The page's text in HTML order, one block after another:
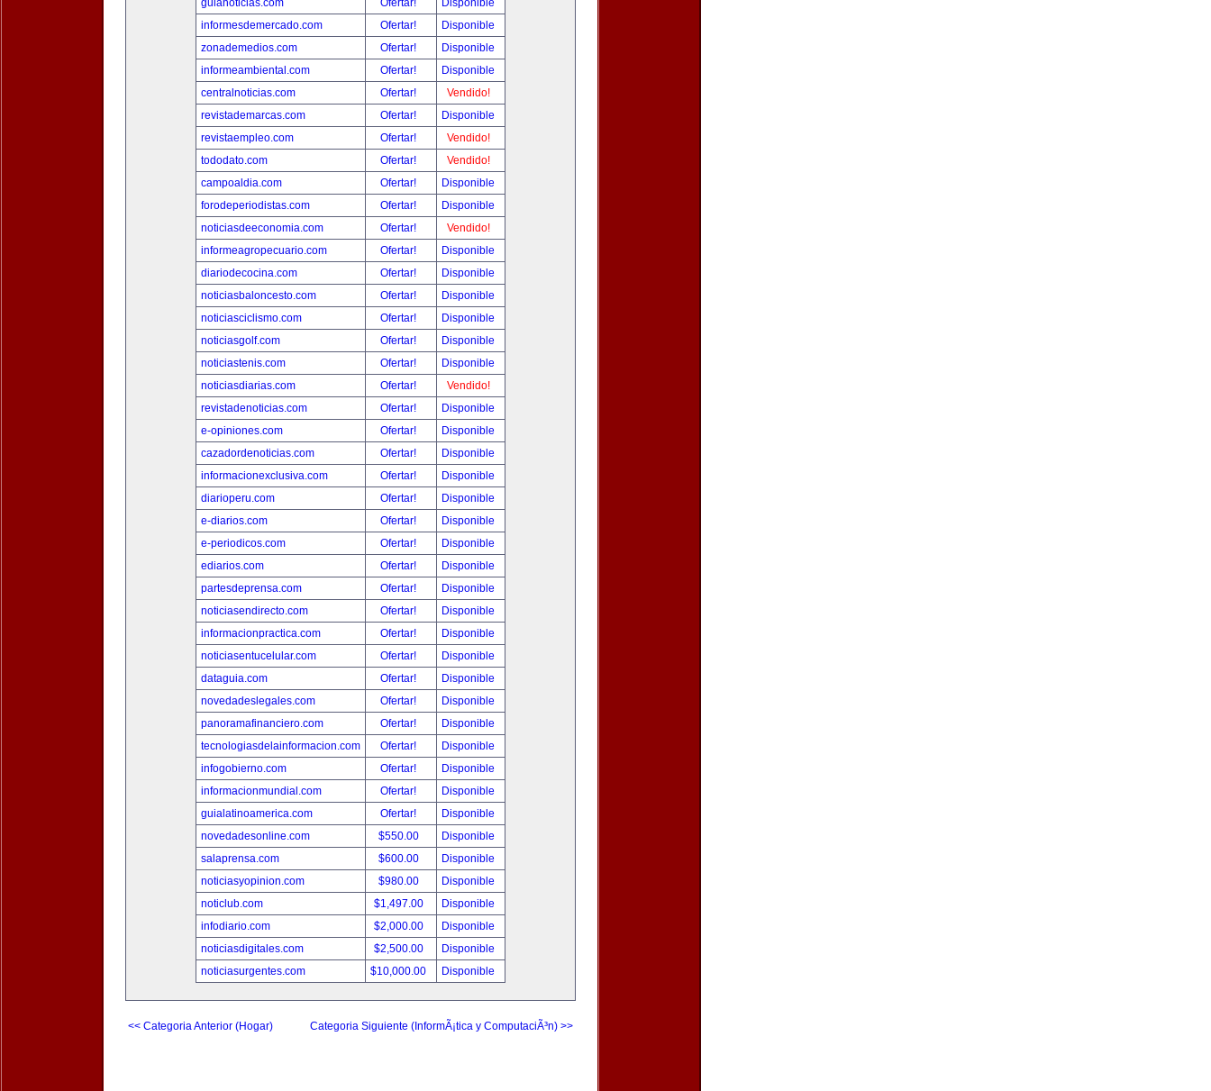
guianoticias.com
Ofertar!
Disponible
informesdemercado.com
Ofertar!
Disponible
zonademedios.com
Ofertar!
Disponible
informeambiental.com
Ofertar!
Disponible
centralnoticias.com
Ofertar!
Vendido!
revistademarcas.com
Ofertar!
Disponible
revistaempleo.com
Ofertar!
Vendido!
tododato.com
Ofertar!
Vendido!
campoaldia.com
Ofertar!
Disponible
forodeperiodistas.com
Ofertar!
Disponible
noticiasdeeconomia.com
Ofertar!
Vendido!
informeagropecuario.com
Ofertar!
Disponible
diariodecocina.com
Ofertar!
Disponible
noticiasbaloncesto.com
Ofertar!
Disponible
noticiasciclismo.com
Ofertar!
Disponible
noticiasgolf.com
Ofertar!
Disponible
noticiastenis.com
Ofertar!
Disponible
noticiasdiarias.com
Ofertar!
Vendido!
revistadenoticias.com
Ofertar!
Disponible
e-opiniones.com
Ofertar!
Disponible
cazadordenoticias.com
Ofertar!
Disponible
informacionexclusiva.com
Ofertar!
Disponible
diarioperu.com
Ofertar!
Disponible
e-diarios.com
Ofertar!
Disponible
e-periodicos.com
Ofertar!
Disponible
ediarios.com
Ofertar!
Disponible
partesdeprensa.com
Ofertar!
Disponible
noticiasendirecto.com
Ofertar!
Disponible
informacionpractica.com
Ofertar!
Disponible
noticiasentucelular.com
Ofertar!
Disponible
dataguia.com
Ofertar!
Disponible
novedadeslegales.com
Ofertar!
Disponible
panoramafinanciero.com
Ofertar!
Disponible
tecnologiasdelainformacion.com
Ofertar!
Disponible
infogobierno.com
Ofertar!
Disponible
informacionmundial.com
Ofertar!
Disponible
guialatinoamerica.com
Ofertar!
Disponible
novedadesonline.com
$550.00
Disponible
salaprensa.com
$600.00
Disponible
noticiasyopinion.com
$980.00
Disponible
noticlub.com
$1,497.00
Disponible
infodiario.com
$2,000.00
Disponible
noticiasdigitales.com
$2,500.00
Disponible
noticiasurgentes.com
$10,000.00 Disponible
<< Categoria Anterior (Hogar) Categoria Siguiente (InformÃ¡tica y ComputaciÃ³n) >>